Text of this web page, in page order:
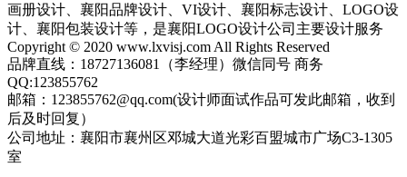
画册设计、襄阳品牌设计、VI设计、襄阳标志设计、LOGO设
计、襄阳包装设计等，是襄阳LOGO设计公司主要设计服务
Copyright © 2020 www.lxvisj.com All Rights Reserved
品牌直线：18727136081（李经理）微信同号 商务
QQ:123855762
邮箱：123855762@qq.com(设计师面试作品可发此邮箱，收到
后及时回复）
公司地址：襄阳市襄州区邓城大道光彩百盟城市广场C3-1305
室